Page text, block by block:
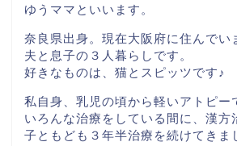
ゆうママといいます。
奈良県出身。現在大阪府に住んでい
夫と息子の３人暮らしです。
好きなものは、猫とスピッツです♪
私自身、乳児の頃から軽いアトピー
いろんな治療をしている間に、漢方
子ともども３年半治療を続けてきま